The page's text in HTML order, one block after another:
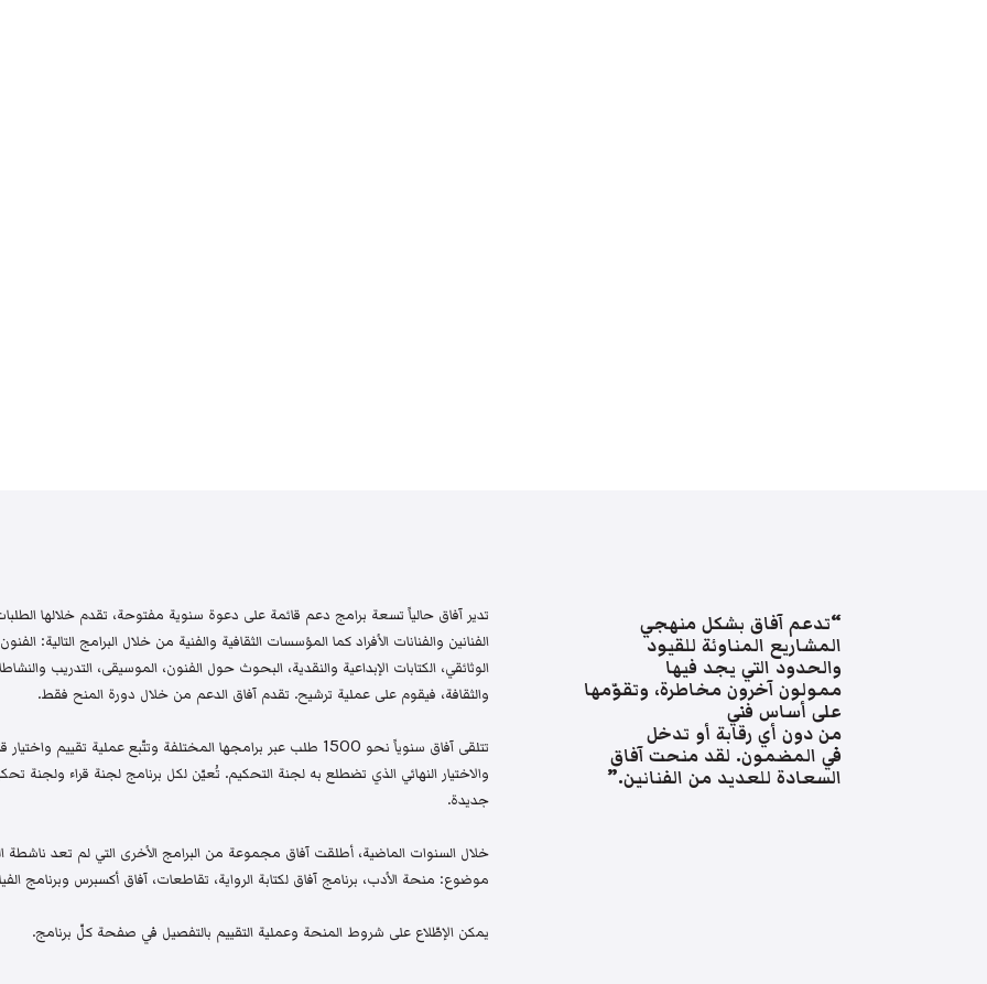
“تدعم آفاق بشكل منهجي
المشاريع المناوئة للقيود
والحدود التي يجد فيها
ممولون آخرون مخاطرة، وتقوّمها
على أساس فني
من دون أي رقابة أو تدخل
في المضمون. لقد منحت آفاق
السعادة للعديد من الفنانين.”
تدير آفاق حالياً تسعة برامج دعم قائمة على دعوة سنوية مفتوحة، تقدم خلالها
الفنانين والفنانات الأفراد كما المؤسسات الثقافية والفنية من خلال البرامج التالية:
الوثائقي، الكتابات الإبداعية والنقدية، البحوث حول الفنون، الموسيقى، التدريب
والثقافة، فيقوم على عملية ترشيح. تقدم آفاق الدعم من خلال دورة المنح فقط.
تتلقى آفاق سنوياً نحو 1500 طلب عبر برامجها المختلفة وتتّبع عملية
والاختيار النهائي الذي تضطلع به لجنة التحكيم. تُعيّن لكل برنامج لجنة قراء
جديدة.
خلال السنوات الماضية، أطلقت آفاق مجموعة من البرامج الأخرى التي لم تعد ناشطة
موضوع: منحة الأدب، برنامج آفاق لكتابة الرواية، تقاطعات، آفاق أكسبرس وبرنامج
يمكن الإطّلاع على شروط المنحة وعملية التقييم بالتفصيل في صفحة كلّ برنامج.